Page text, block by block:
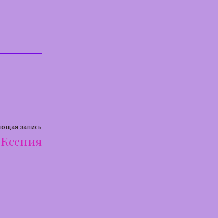
запись
запись:
Ксения